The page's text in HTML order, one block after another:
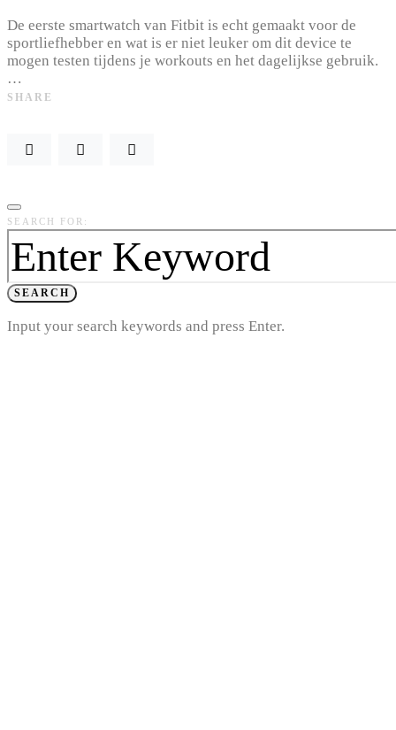
De eerste smartwatch van Fitbit is echt gemaakt voor de
sportliefhebber en wat is er niet leuker om dit device te
mogen testen tijdens je workouts en het dagelijkse gebruik.
…
SHARE
SEARCH FOR:
SEARCH
Input your search keywords and press Enter.